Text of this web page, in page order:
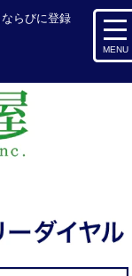
らびに登録
MENU